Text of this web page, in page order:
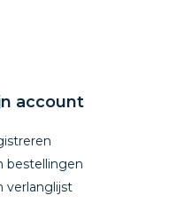
account
bestellingen
verlanglijst